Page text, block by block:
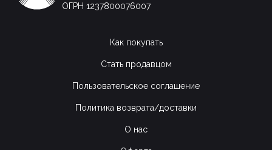
ОГРН 1237800076007
Как покупать
Стать продавцом
Пользовательское соглашение
Политика возврата/доставки
О нас